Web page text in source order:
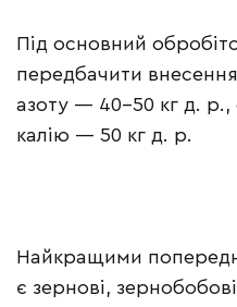
Під основний
передбачити
азоту — 40–50 кг д.
калію — 50 кг д. р.
Найкращими
є зернові,